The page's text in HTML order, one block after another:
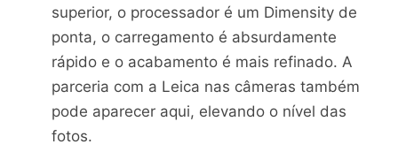
superior, o processador é um Dimensity de
ponta, o carregamento é absurdamente
rápido e o acabamento é mais refinado. A
parceria com a Leica nas câmeras também
pode aparecer aqui, elevando o nível das
fotos.